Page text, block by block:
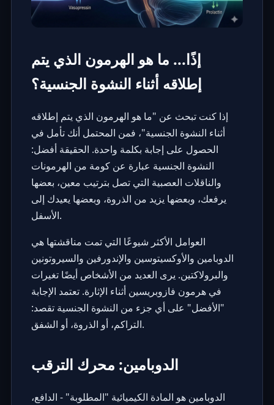
إذًا... ما هو الهرمون الذي يتم
إطلاقه أثناء النشوة الجنسية؟
إذا كنت تبحث عن "ما هو الهرمون الذي يتم إطلاقه
أثناء النشوة الجنسية"، فمن المحتمل أنك تأمل في
الحصول على إجابة بكلمة واحدة. الحقيقة أفضل:
النشوة الجنسية عبارة عن كومة من الهرمونات
والناقلات العصبية التي تصل بترتيب معين، بعضها
يرفعك، وبعضها يزيد من الذروة، وبعضها يعيدك إلى
الأسفل.
العوامل الأكثر شيوعًا التي تمت مناقشتها هي
الدوبامين والأوكسيتوسين والإندورفين والسيروتونين
والبرولاكتين. يرى العديد من الأشخاص أيضًا تغيرات
في هرمون فازوبريسين أثناء الإثارة. تعتمد الإجابة
"الأفضل" على أي جزء من النشوة الجنسية تقصد:
التراكم، أو الذروة، أو الشفق.
الدوبامين: محرك الترقب
الدوبامين هو المادة الكيميائية "المطلوبة" - الدافع،